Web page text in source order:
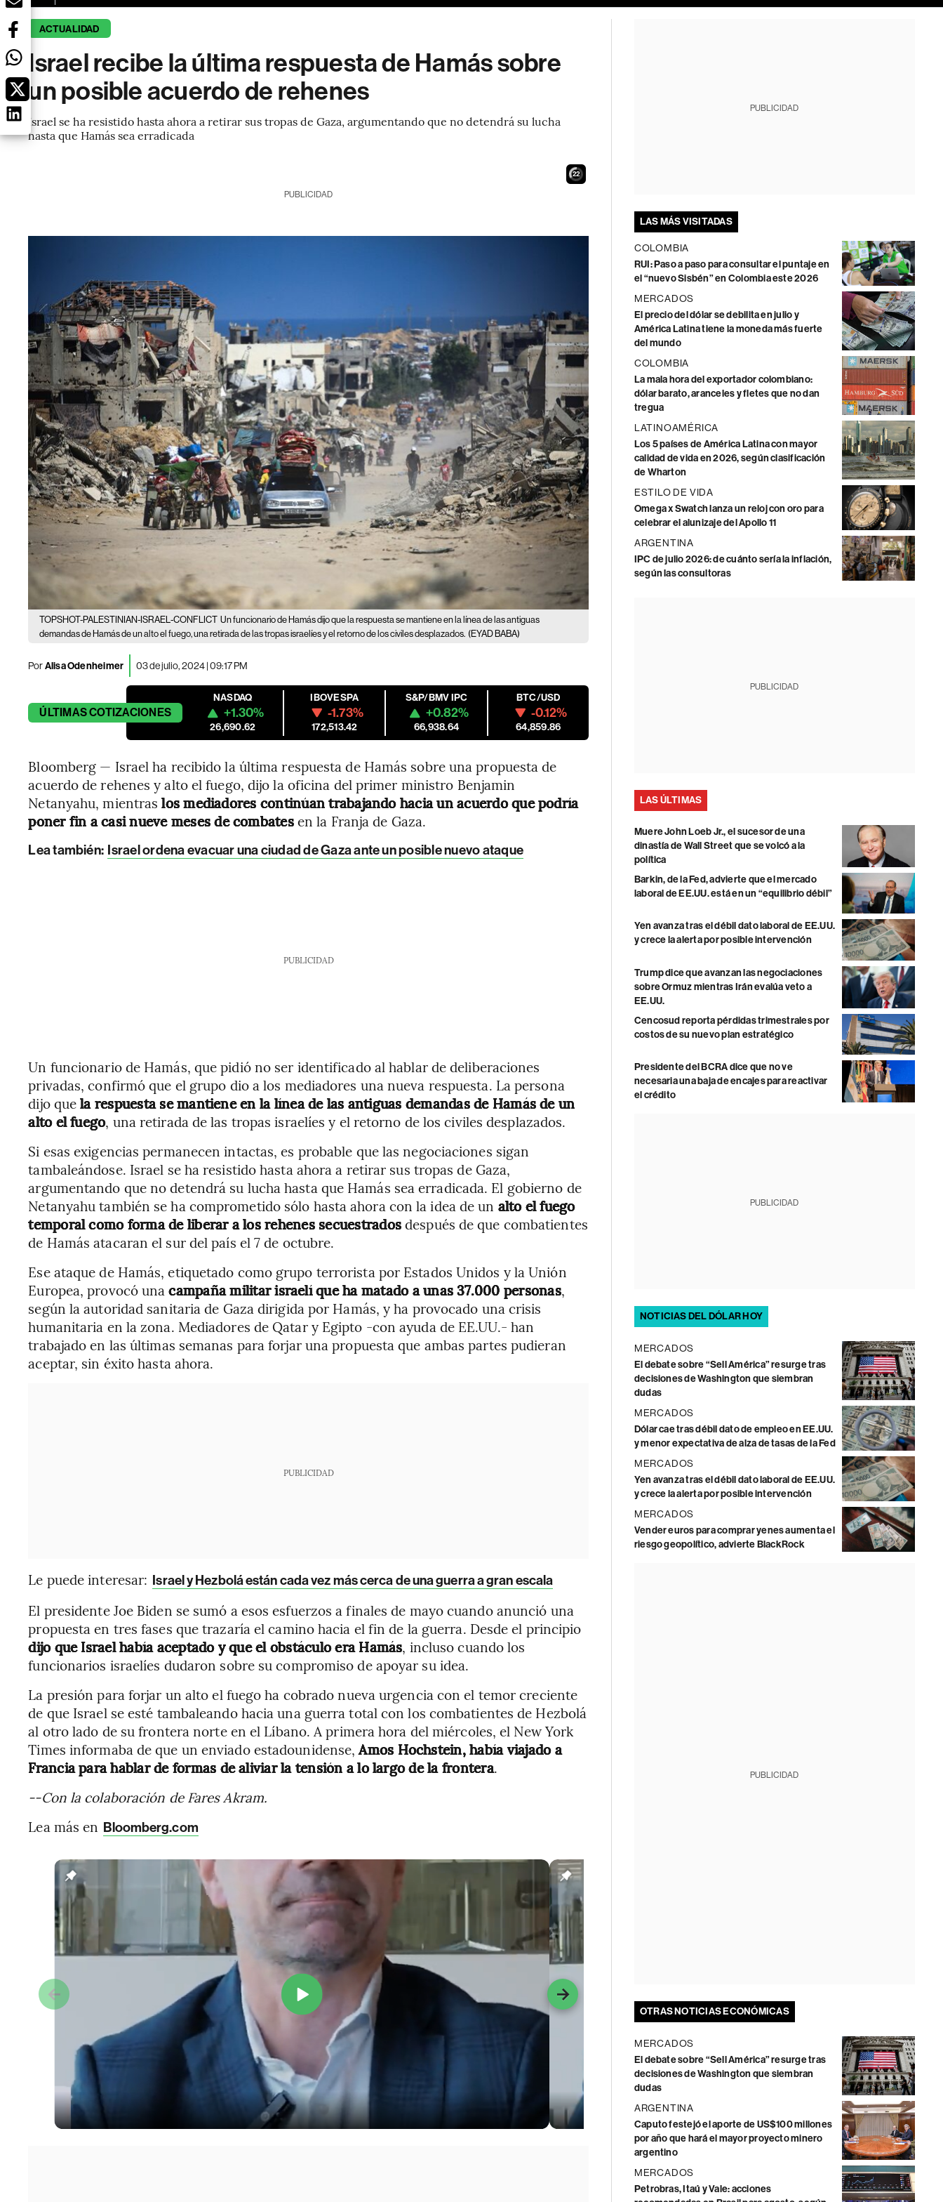
ACTUALIDAD
Israel recibe la última respuesta de Hamás sobre
un posible acuerdo de rehenes
Israel se ha resistido hasta ahora a retirar sus tropas de Gaza, argumentando que no detendrá su lucha
hasta que Hamás sea erradicada
21
PUBLICIDAD
TOPSHOT-PALESTINIAN-ISRAEL-CONFLICT Un funcionario de Hamás dijo que la respuesta se mantiene en la línea de las antiguas
demandas de Hamás de un alto el fuego, una retirada de las tropas israelíes y el retorno de los civiles desplazados. (EYAD BABA)
PorAlisa Odenheimer 03 de julio, 2024 | 09:17 PM
ÚLTIMASCOTIZACIONES
NASDAQ
+1.30%
26,690.62
IBOVESPA
-1.73%
172,513.42
S&P/BMV IPC
+0.82%
66,938.64
BTC/USD
-0.12%
64,859.86
Bloomberg — Israel ha recibido la última respuesta de Hamás sobre una propuesta de
acuerdo de rehenes y alto el fuego, dijo la oficina del primer ministro Benjamin
Netanyahu, mientraslos mediadores continúan trabajando hacia un acuerdo que podría
poner fin a casi nueve meses de combatesen la Franja de Gaza.
Lea también: Israel ordena evacuar una ciudad de Gaza ante un posible nuevo ataque
PUBLICIDAD
Un funcionario de Hamás, que pidió no ser identificado al hablar de deliberaciones
privadas, confirmó que el grupo dio a los mediadores una nueva respuesta. La persona
dijo quela respuesta se mantiene en la línea de las antiguas demandas de Hamás de un
alto el fuego, una retirada de las tropas israelíes y el retorno de los civiles desplazados.
Si esas exigencias permanecen intactas, es probable que las negociaciones sigan
tambaleándose. Israel se ha resistido hasta ahora a retirar sus tropas de Gaza,
argumentando que no detendrá su lucha hasta que Hamás sea erradicada. El gobierno de
Netanyahu también se ha comprometido sólo hasta ahora con la idea de un alto el fuego
temporal como forma de liberar a los rehenes secuestradosdespués de que combatientes
de Hamás atacaran el sur del país el 7 de octubre.
Ese ataque de Hamás, etiquetado como grupo terrorista por Estados Unidos y la Unión
Europea, provocó unacampaña militar israelí que ha matado a unas 37.000 personas,
según la autoridad sanitaria de Gaza dirigida por Hamás, y ha provocado una crisis
humanitaria en la zona. Mediadores de Qatar y Egipto -con ayuda de EE.UU.- han
trabajado en las últimas semanas para forjar una propuesta que ambas partes pudieran
aceptar, sin éxito hasta ahora.
PUBLICIDAD
Le puede interesar: Israel y Hezbolá están cada vez más cerca de una guerra a gran escala
El presidente Joe Biden se sumó a esos esfuerzos a finales de mayo cuando anunció una
propuesta en tres fases que trazaría el camino hacia el fin de la guerra. Desde el principio
dijo que Israel había aceptado y que el obstáculo era Hamás, incluso cuando los
funcionarios israelíes dudaron sobre su compromiso de apoyar su idea.
La presión para forjar un alto el fuego ha cobrado nueva urgencia con el temor creciente
de que Israel se esté tambaleando hacia una guerra total con los combatientes de Hezbolá
al otro lado de su frontera norte en el Líbano. A primera hora del miércoles, el New York
Times informaba de que un enviado estadounidense,Amos Hochstein, había viajado a
Francia para hablar de formas de aliviar la tensión a lo largo de la frontera.
--Con la colaboración de Fares Akram.
Lea más en Bloomberg.com
PUBLICIDAD
LAS MÁS VISITADAS
COLOMBIA
RUI: Paso a paso para consultar el puntaje en
el “nuevo Sisbén” en Colombia este 2026
MERCADOS
El precio del dólar se debilita en julio y
América Latina tiene la moneda más fuerte
del mundo
COLOMBIA
La mala hora del exportador colombiano:
dólar barato, aranceles y fletes que no dan
tregua
LATINOAMÉRICA
Los 5 países de América Latina con mayor
calidad de vida en 2026, según clasificación
de Wharton
ESTILO DE VIDA
Omega x Swatch lanza un reloj con oro para
celebrar el alunizaje del Apollo 11
ARGENTINA
IPC de julio 2026: de cuánto sería la inflación,
según las consultoras
PUBLICIDAD
LAS ÚLTIMAS
Muere John Loeb Jr., el sucesor de una
dinastía de Wall Street que se volcó a la
política
Barkin, de la Fed, advierte que el mercado
laboral de EE.UU. está en un “equilibrio débil”
Yen avanza tras el débil dato laboral de EE.UU.
y crece la alerta por posible intervención
Trump dice que avanzan las negociaciones
sobre Ormuz mientras Irán evalúa veto a
EE.UU.
Cencosud reporta pérdidas trimestrales por
costos de su nuevo plan estratégico
Presidente del BCRA dice que no ve
necesaria una baja de encajes para reactivar
el crédito
PUBLICIDAD
NOTICIAS DEL DÓLAR HOY
MERCADOS
El debate sobre “Sell América” resurge tras
decisiones de Washington que siembran
dudas
MERCADOS
Dólar cae tras débil dato de empleo en EE.UU.
y menor expectativa de alza de tasas de la Fed
MERCADOS
Yen avanza tras el débil dato laboral de EE.UU.
y crece la alerta por posible intervención
MERCADOS
Vender euros para comprar yenes aumenta el
riesgo geopolítico, advierte BlackRock
PUBLICIDAD
OTRAS NOTICIAS ECONÓMICAS
MERCADOS
El debate sobre “Sell América” resurge tras
decisiones de Washington que siembran
dudas
ARGENTINA
Caputo festejó el aporte de US$100 millones
por año que hará el mayor proyecto minero
argentino
MERCADOS
Petrobras, Itaú y Vale: acciones